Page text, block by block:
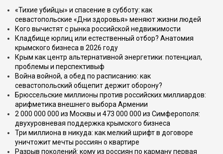
«Тихие убийцы» и спасение в субботу: как
севастопольские «Дни здоровья» меняют жизни людей
Кого вычистят с рынка российской недвижимости
Кладбище юрлиц или естественный отбор? Анатомия
крымского бизнеса в 2026 году
Крым как центр альтернативной энергетики: потенциал,
проблемы и перспективыф
Война войной, а обед по расписанию: как
севастопольский общепит держит оборону?
Брюссельские миллионы против российских миллиардов:
арифметика внешнего выбора Армении
2 000 000 000 из Москвы и 473 000 000 из Симферополя:
двухуровневая поддержка крымского бизнеса
Три миллиона в никуда: как мелкий шрифт в договоре
уничтожит мечты россиян о квартире
Разрыв поколений: кому из россиян по карману первая